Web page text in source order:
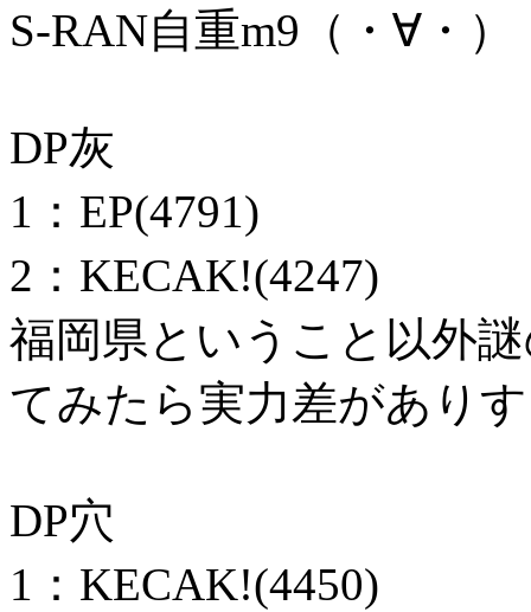
S-RAN自重m9（・∀・）
DP灰
1：EP(4791)
2：KECAK!(4247)
福岡県ということ以外
てみたら実力差があり
DP穴
1：KECAK!(4450)